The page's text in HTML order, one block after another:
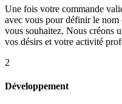
Une fois votre commande
avec vous pour définir le nom
vous souhaitez. Nous créons
vos désirs et votre activité
2
Développement